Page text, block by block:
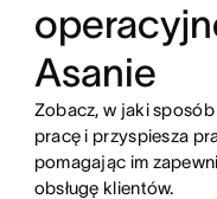
Asanie
Zobacz, w jaki
pracę i przyspiesza
pomagając im
obsługę klientów.